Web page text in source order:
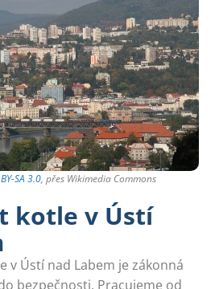
SA 3.0, přes Wikimedia Commons
kotle v Ústí
v Ústí nad Labem je zákonná
bezpečnosti. Pracujeme od